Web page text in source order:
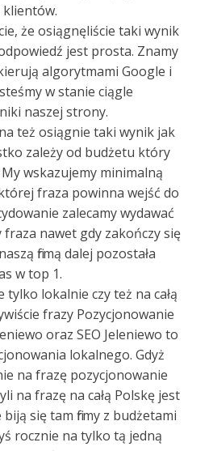
że osiągnęliście taki wynik
jest prosta. Znamy
algorytmami Google i
w stanie ciągle
naszej strony.
też osiągnie taki wynik jak
zależy od budżetu który
My wskazujemy minimalną
fraza powinna wejść do
zalecamy wydawać
fraza nawet gdy zakończy się
firmą dalej pozostała
w top 1.
tylko lokalnie czy też na całą
frazy Pozycjonowanie
oraz SEO Jeleniewo to
lokalnego. Gdyż
na frazę pozycjonowanie
na frazę na całą Polskę jest
się tam firmy z budżetami
rocznie na tylko tą jedną